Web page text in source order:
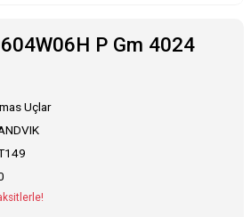
P Gm 4024
Uçlar